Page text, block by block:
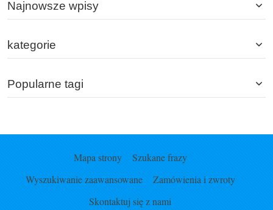
Najnowsze wpisy
kategorie
Popularne tagi
Mapa strony
Szukane frazy
Wyszukiwanie zaawansowane
Zamówienia i zwroty
Skontaktuj się z nami